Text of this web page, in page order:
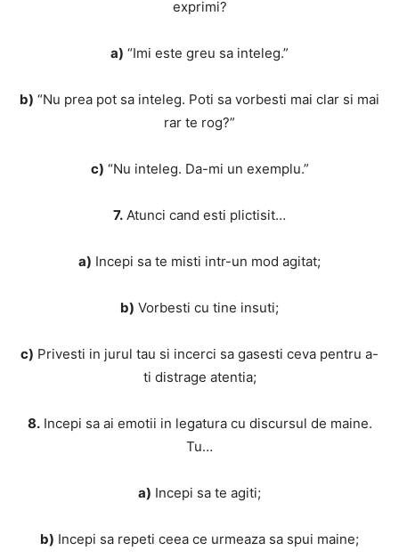
exprimi?
a) “Imi este greu sa inteleg.”
b) “Nu prea pot sa inteleg. Poti sa vorbesti mai clar si mai
rar te rog?”
c) “Nu inteleg. Da-mi un exemplu.”
7. Atunci cand esti plictisit…
a) Incepi sa te misti intr-un mod agitat;
b) Vorbesti cu tine insuti;
c) Privesti in jurul tau si incerci sa gasesti ceva pentru a-
ti distrage atentia;
8.Incepi sa ai emotii in legatura cu discursul de maine.
Tu…
a) Incepi sa te agiti;
b) Incepi sa repeti ceea ce urmeaza sa spui maine;